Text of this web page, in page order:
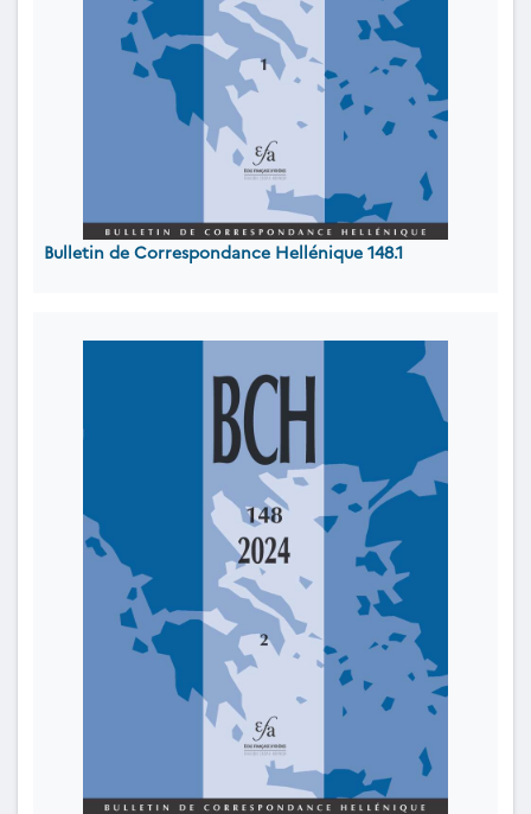
Bulletin de Correspondance Hellénique 148.1